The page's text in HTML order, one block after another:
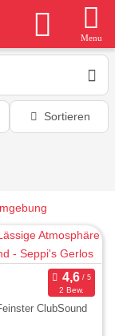
Menu
Sortieren
2 Bew.
ClubSound